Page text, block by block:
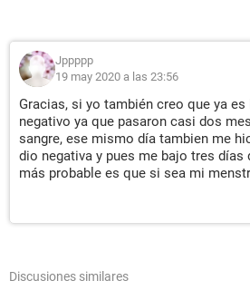
Jppppp
19 may 2020 a las 23:56
Gracias, si yo también creo que ya es
negativo ya que pasaron casi dos
sangre, ese mismo día tambien me
dio negativa y pues me bajo tres días
más probable es que si sea mi
Discusiones similares